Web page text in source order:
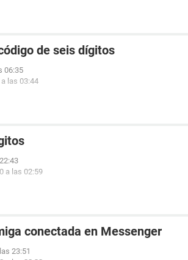
de seis dígitos
06:35
las 03:44
a las 02:59
conectada en Messenger
23:51